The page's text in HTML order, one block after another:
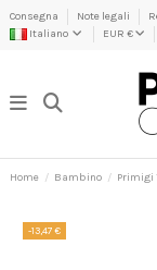
Consegna Note legali
Italiano
EUR €
Home Bambino Primigi
-13,47 €